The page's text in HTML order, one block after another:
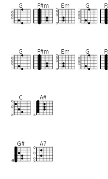
G F#m Em G
G F#m Em G
C A#
G# A7